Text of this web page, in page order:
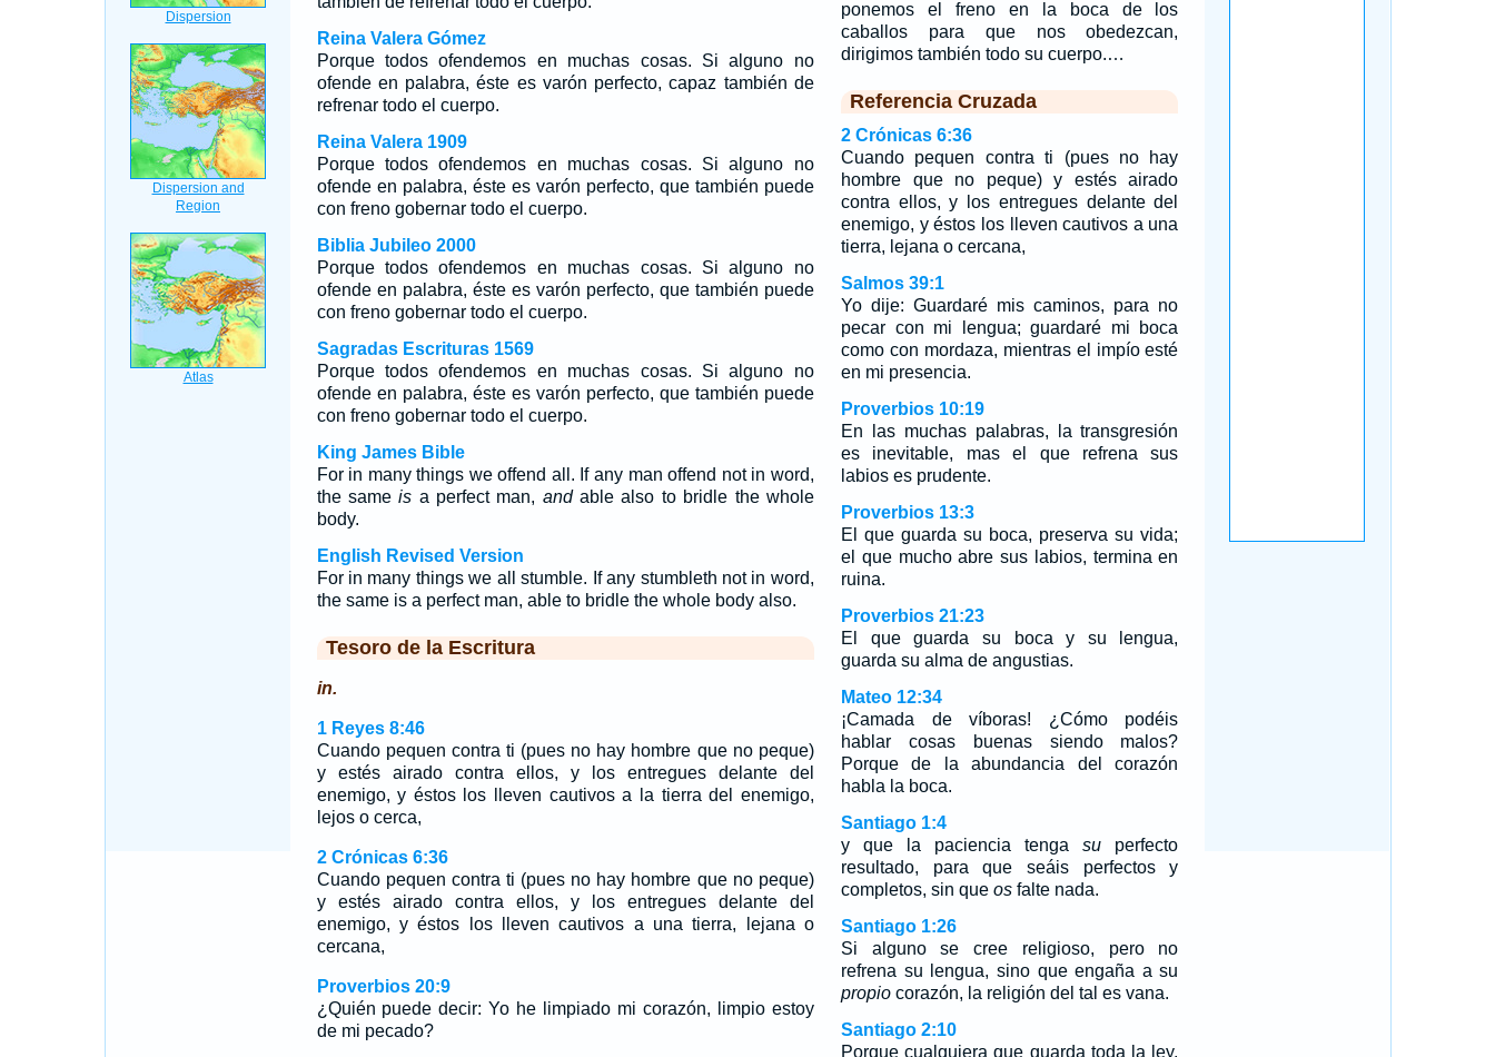
Reina Valera Gómez
Porque todos ofendemos en muchas cosas. Si alguno no
ofende en palabra, éste es varón perfecto, capaz también de
refrenar todo el cuerpo.
Reina Valera 1909
Porque todos ofendemos en muchas cosas. Si alguno no
ofende en palabra, éste es varón perfecto, que también puede
con freno gobernar todo el cuerpo.
Biblia Jubileo 2000
Porque todos ofendemos en muchas cosas. Si alguno no
ofende en palabra, éste es varón perfecto, que también puede
con freno gobernar todo el cuerpo.
Sagradas Escrituras 1569
Porque todos ofendemos en muchas cosas. Si alguno no
ofende en palabra, éste es varón perfecto, que también puede
con freno gobernar todo el cuerpo.
King James Bible
For in many things we offend all. If any man offend not in word,
the sameis a perfect man, andable also to bridle the whole
body.
English Revised Version
For in many things we all stumble. If any stumbleth not in word,
the same is a perfect man, able to bridle the whole body also.
Tesoro de la Escritura
in.
1 Reyes 8:46
Cuando pequen contra ti (pues no hay hombre que no peque)
y estés airado contra ellos, y los entregues delante del
enemigo, y éstos los lleven cautivos a la tierra del enemigo,
lejos o cerca,
2 Crónicas 6:36
Cuando pequen contra ti (pues no hay hombre que no peque)
y estés airado contra ellos, y los entregues delante del
enemigo, y éstos los lleven cautivos a una tierra, lejana o
cercana,
Proverbios 20:9
¿Quién puede decir: Yo he limpiado mi corazón, limpio estoy
de mi pecado?
ponemos el freno en la boca de los
caballos para que nos obedezcan,
dirigimos también todo su cuerpo.…
Referencia Cruzada
2 Crónicas 6:36
Cuando pequen contra ti (pues no hay
hombre que no peque) y estés airado
contra ellos, y los entregues delante del
enemigo, y éstos los lleven cautivos a una
tierra, lejana o cercana,
Salmos 39:1
Yo dije: Guardaré mis caminos, para no
pecar con mi lengua; guardaré mi boca
como con mordaza, mientras el impío esté
en mi presencia.
Proverbios 10:19
En las muchas palabras, la transgresión
es inevitable, mas el que refrena sus
labios es prudente.
Proverbios 13:3
El que guarda su boca, preserva su vida;
el que mucho abre sus labios, termina en
ruina.
Proverbios 21:23
El que guarda su boca y su lengua,
guarda su alma de angustias.
Mateo 12:34
¡Camada de víboras! ¿Cómo podéis
hablar cosas buenas siendo malos?
Porque de la abundancia del corazón
habla la boca.
Santiago 1:4
y que la paciencia tengasu perfecto
resultado, para que seáis perfectos y
completos, sin que osfalte nada.
Santiago 1:26
Si alguno se cree religioso, pero no
refrena su lengua, sino que engaña a su
propiocorazón, la religión del tal es vana.
Santiago 2:10
Porque cualquiera que guarda toda la ley,